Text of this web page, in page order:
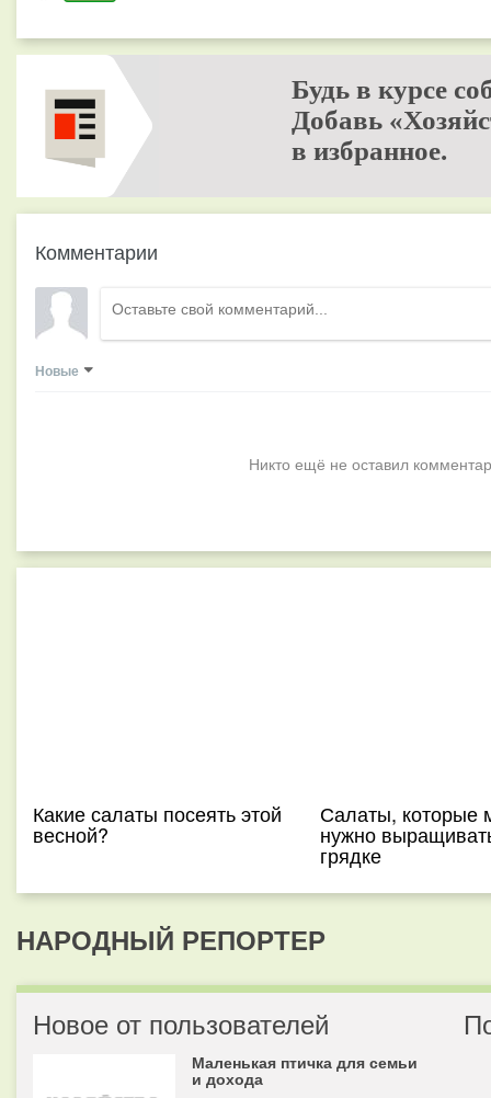
Будь в курсе
Добавь
в избранное.
Комментарии
Новые
Никто ещё не оставил
Какие салаты посеять этой
весной?
Салаты, которые
нужно
грядке
НАРОДНЫЙ РЕПОРТЕР
Новое от пользователей
Маленькая птичка для семьи
и дохода